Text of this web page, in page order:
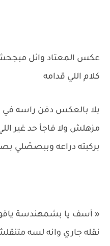
عكس المعتاد وائل
كلام اللي قدامه
بلا بالعكس دفن راسه في
مزهلش ولا فاجأ حد غير
بركبته دراعه وببصصّلي
« أسف يا بشمهندسة
نقله جاري وانه لسه